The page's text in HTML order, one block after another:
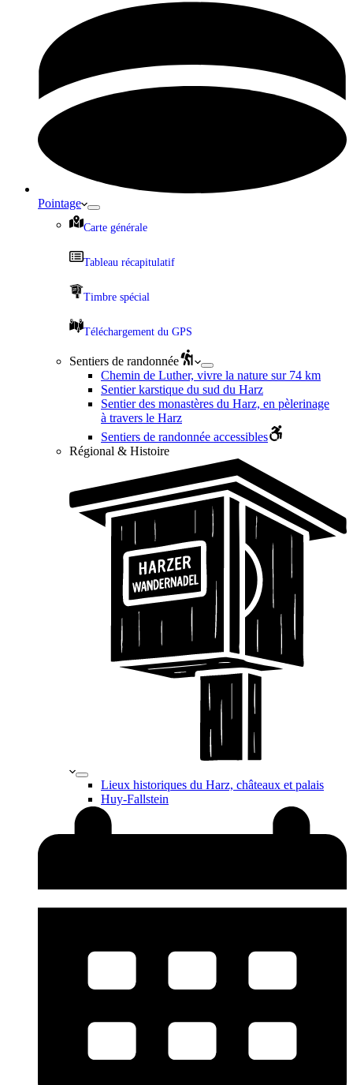
Pointage
Carte générale
Tableau récapitulatif
Timbre spécial
Téléchargement du GPS
Sentiers de randonnée
Chemin de Luther, vivre la nature sur 74 km
Sentier karstique du sud du Harz
Sentier des monastères du Harz, en pèlerinage
à travers le Harz
Sentiers de randonnée accessibles
Régional & Histoire
Lieux historiques du Harz, châteaux et palais
Huy-Fallstein